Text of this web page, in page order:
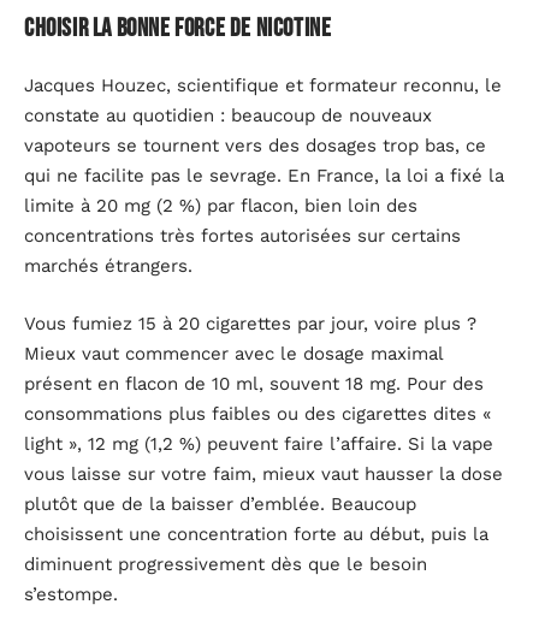
Choisir la bonne force de nicotine
Jacques Houzec, scientifique et formateur reconnu, le
constate au quotidien : beaucoup de nouveaux
vapoteurs se tournent vers des dosages trop bas, ce
qui ne facilite pas le sevrage. En France, la loi a fixé la
limite à 20 mg (2 %) par flacon, bien loin des
concentrations très fortes autorisées sur certains
marchés étrangers.
Vous fumiez 15 à 20 cigarettes par jour, voire plus ?
Mieux vaut commencer avec le dosage maximal
présent en flacon de 10 ml, souvent 18 mg. Pour des
consommations plus faibles ou des cigarettes dites «
light », 12 mg (1,2 %) peuvent faire l’affaire. Si la vape
vous laisse sur votre faim, mieux vaut hausser la dose
plutôt que de la baisser d’emblée. Beaucoup
choisissent une concentration forte au début, puis la
diminuent progressivement dès que le besoin
s’estompe.